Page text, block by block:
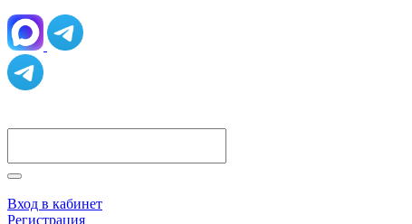
Вход в кабинет
Регистрация